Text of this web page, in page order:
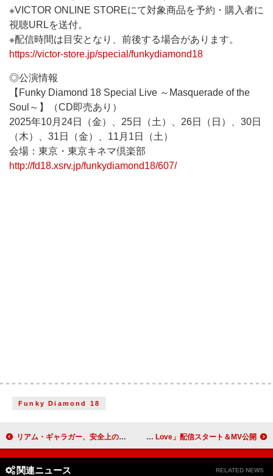
※VICTOR ONLINE STOREにて対象商品を予約・購入者に
視聴URLを送付。
※配信時間は目安となり、前後する場合があります。
https://victor-store.jp/special/funkydiamond18
◎公演情報
【Funky Diamond 18 Special Live ～Masquerade of the
Soul～】（CD即売あり）
2025年10月24日（金）、25日（土）、26日（日）、30日
（木）、31日（金）、11月1日（土）
会場：東京・東京キネマ倶楽部
http://fd18.xsrv.jp/funkydiamond18/607/
Funky Diamond 18
リアム・ギャラガー、安全上の理由でオアシスのライブで打楽器を観客席に投げないと発表 BOYNEXTDOOR、新曲「Count To Love」配信スタート＆MV公開
関連ニュース RELATED NEWS